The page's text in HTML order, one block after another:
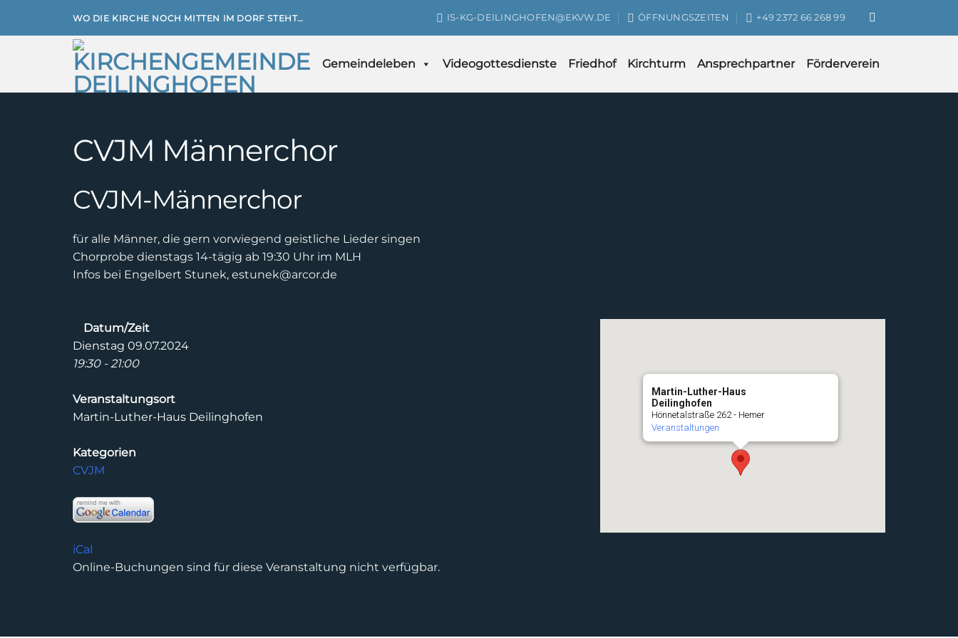
WO DIE KIRCHE NOCH MITTEN IM DORF STEHT… IS-KG-DEILINGHOFEN@EKVW.DE ÖFFNUNGSZEITEN +49 2372 66 268 99
Gemeindeleben Videogottesdienste Friedhof Kirchturm Ansprechpartner Förderverein
CVJM Männerchor
CVJM-Männerchor
für alle Männer, die gern vorwiegend geistliche Lieder singen
Chorprobe dienstags 14-tägig ab 19:30 Uhr im MLH
Infos bei Engelbert Stunek, estunek@arcor.de
Martin-Luther-Haus
Deilinghofen
Hönnetalstraße 262 - Hemer
Veranstaltungen
Datum/Zeit
Dienstag 09.07.2024
19:30 - 21:00
Veranstaltungsort
Martin-Luther-Haus Deilinghofen
Kategorien
CVJM
iCal
Online-Buchungen sind für diese Veranstaltung nicht verfügbar.